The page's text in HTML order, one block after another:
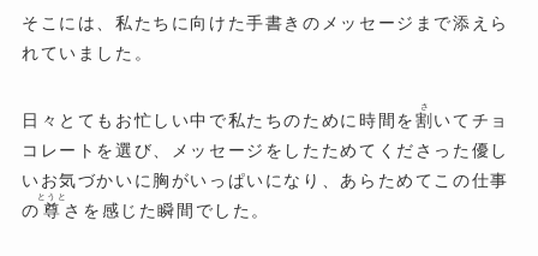
そこには、私たちに向けた手書きのメッセージまで添えら
れていました。
日々とてもお忙しい中で私たちのために時間を割
さ
いてチョ
コレートを選び、メッセージをしたためてくださった優し
いお気づかいに胸がいっぱいになり、あらためてこの仕事
の 尊
とうと
さを感じた瞬間でした。